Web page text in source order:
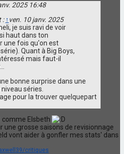
2025 16:48
: ↑ ven. 10 janv. 2025
je suis ravi de voir
haut dans ton
une fois qu'on est
Quant à Big Boys,
mais faut-il
bonne surprise dans une
séries.
pour la trouver quelquepart
Elsbeth
une grosse saisons de revisionnage
vont aider à gonfler mes stats' dans
critiques